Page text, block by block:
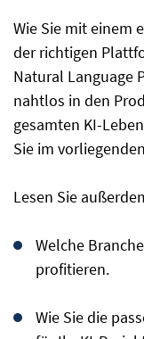
Wie Sie mit einem
der richtigen
Natural Language
nahtlos in den
gesamten KI-
Sie im
Lesen Sie
Welche
profitieren.
Wie Sie die